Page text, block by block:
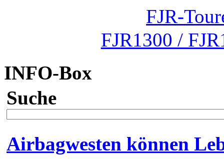
FJR-
FJR1300 /
INFO-Box
Suche
Airbagwesten können